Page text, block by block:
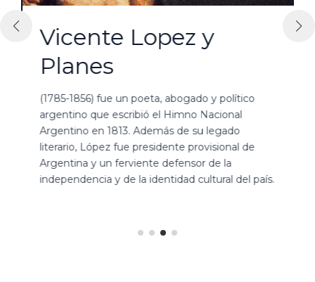
Vicente Lopez y
Planes
(1785-1856) fue un poeta, abogado y político
argentino que escribió el Himno Nacional
Argentino en 1813. Además de su legado
literario, López fue presidente provisional de
Argentina y un ferviente defensor de la
independencia y de la identidad cultural del país.